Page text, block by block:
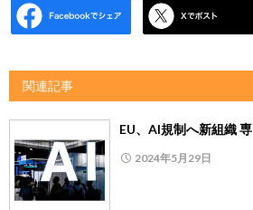
関連記事
EU、AI規制へ新組織
2024年5月29日